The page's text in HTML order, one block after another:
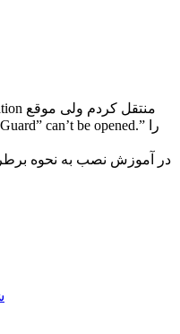
در آموزش نصب به نحوه